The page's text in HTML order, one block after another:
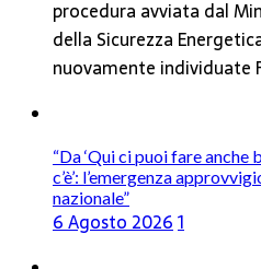
procedura avviata dal
della Sicurezza
nuovamente individuate
“Da ‘Qui ci puoi fare anche
c’è’: l’emergenza
nazionale”
6 Agosto 20261